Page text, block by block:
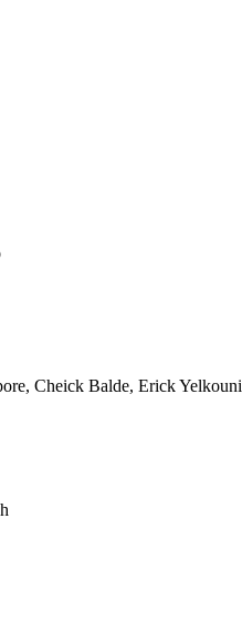
Cheick Balde, Erick Yelkouni